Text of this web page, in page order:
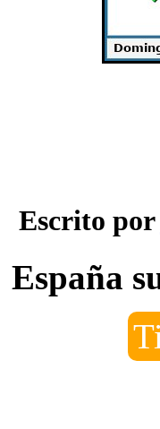
Escrito por
España